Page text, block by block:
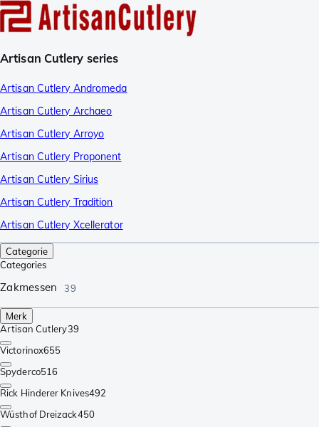
Artisan Cutlery series
Artisan Cutlery Andromeda
Artisan Cutlery Archaeo
Artisan Cutlery Arroyo
Artisan Cutlery Proponent
Artisan Cutlery Sirius
Artisan Cutlery Tradition
Artisan Cutlery Xcellerator
Categorie
Categories
Zakmessen 39
Merk
Artisan Cutlery39
Victorinox655
Spyderco516
Rick Hinderer Knives492
Wüsthof Dreizack450